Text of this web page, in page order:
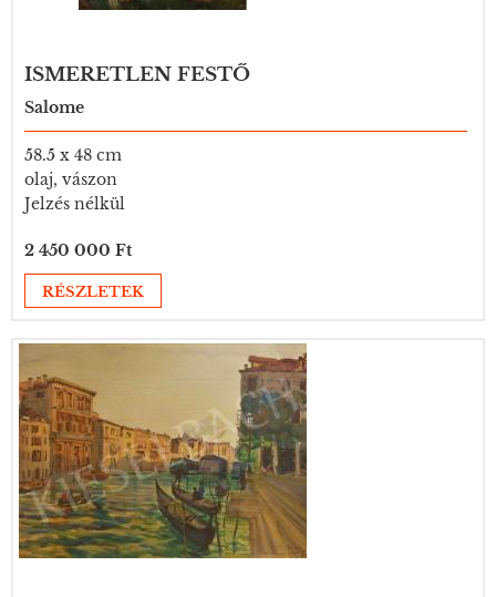
ISMERETLEN FESTŐ
Salome
58.5 x 48 cm
olaj, vászon
Jelzés nélkül
2 450 000 Ft
RÉSZLETEK